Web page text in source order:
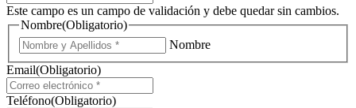
Este campo es un campo de validación y debe quedar sin cambios.
Nombre(Obligatorio)
Nombre
Email(Obligatorio)
Teléfono(Obligatorio)